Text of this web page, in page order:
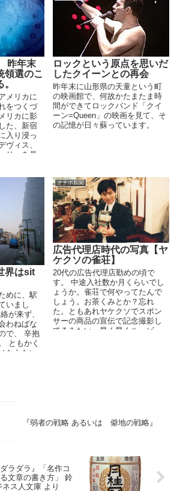
昨年末
領選のこ
メリカに
をつくづ
リカに影
た、新宿
入り浸っ
ヴィス、
リーを見
ロックという原点を思いだ
したクイーンとの再会
昨年末に山形県の天童という町
の映画館で、何故かたまたま時
間ができてロックバンド「クイ
ーン=Queen」の映画を見て、そ
の記憶が日々蘇っています。
界はsit
めに、駅
いまし
が来ず、
わねばな
で、 辛抱
ともかく
ならない
オチボ新聞
広告代理店時代の写真【ヤ
ケクソの雀荘】
20代の広告代理店勤めの頃で
す。 中途入社数か月くらいでし
ょうか。雀荘で何やってたんで
しょう。お茶くみとか？忘れ
た。ともあれヤケクソでスポン
サーの商品の宣伝で記念撮影し
てるみたい。早く早くルービ、
『弱者の戦略 あるいは 僻地の戦略』
ラダラ』「名作コ
文章の書き方」 鈴
ス人文庫 より